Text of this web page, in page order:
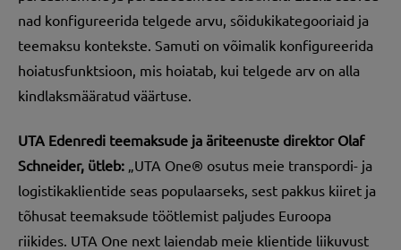
nad konfigureerida telgede arvu, sõidukikategooriaid ja
teemaksu kontekste. Samuti on võimalik konfigureerida
hoiatusfunktsioon, mis hoiatab, kui telgede arv on alla
kindlaksmääratud väärtuse.
UTA Edenredi teemaksude ja äriteenuste direktor Olaf
Schneider, ütleb: „UTA One® osutus meie transpordi- ja
logistikaklientide seas populaarseks, sest pakkus kiiret ja
tõhusat teemaksude töötlemist paljudes Euroopa
riikides. UTA One next laiendab meie klientide liikuvust